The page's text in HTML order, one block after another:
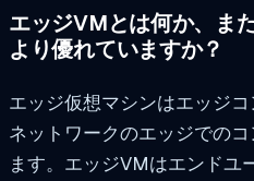
エッジVMとは何か、ま
より優れていますか？
エッジ仮想マシンはエッジ
ネットワークのエッジでの
ます。エッジVMはエンドユ